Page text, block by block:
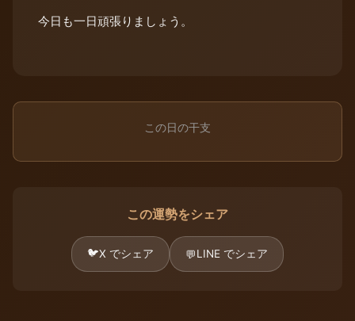
今日も一日頑張りましょう。
この日の干支
この運勢をシェア
🐦X でシェア 💬LINE でシェア